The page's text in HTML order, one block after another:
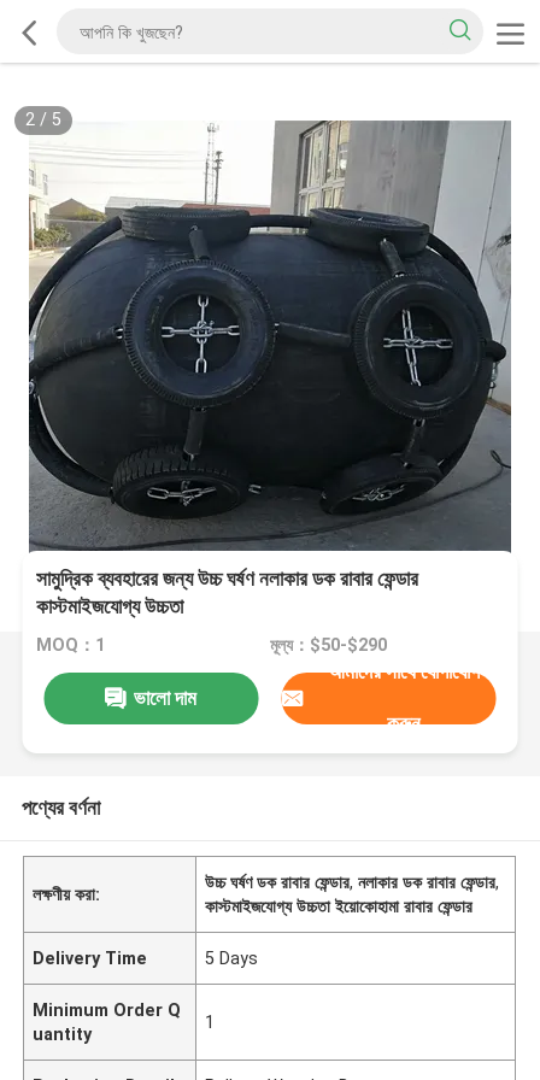
2/ 5
সামুদ্রিক ব্যবহারের জন্য উচ্চ ঘর্ষণ নলাকার ডক রাবার ফেন্ডার
কাস্টমাইজযোগ্য উচ্চতা
MOQ：1 মূল্য：$50-$290
ভালো দাম
আমাদের সাথে যোগাযোগ
করুন
পণ্যের বর্ণনা
লক্ষণীয় করা:
উচ্চ ঘর্ষণ ডক রাবার ফেন্ডার,নলাকার ডক রাবার ফেন্ডার,
কাস্টমাইজযোগ্য উচ্চতা ইয়োকোহামা রাবার ফেন্ডার
Delivery Time 5 Days
Minimum Order Q
uantity
1